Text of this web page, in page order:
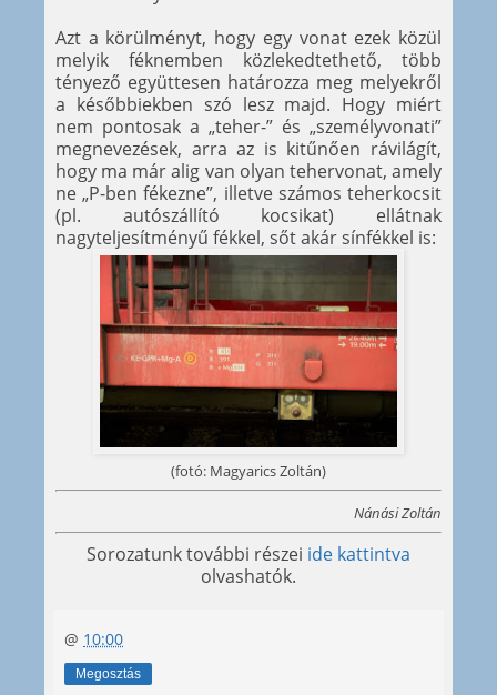
Azt a körülményt, hogy egy vonat ezek közül
melyik féknemben közlekedtethető, több
tényező együttesen határozza meg melyekről
a későbbiekben szó lesz majd. Hogy miért
nem pontosak a „teher-” és „személyvonati”
megnevezések, arra az is kitűnően rávilágít,
hogy ma már alig van olyan tehervonat, amely
ne „P-ben fékezne”, illetve számos teherkocsit
(pl. autószállító kocsikat) ellátnak
nagyteljesítményű fékkel, sőt akár sínfékkel is:
(fotó: Magyarics Zoltán)
Nánási Zoltán
Sorozatunk további részei ide kattintva
olvashatók.
@ 10:00
Megosztás